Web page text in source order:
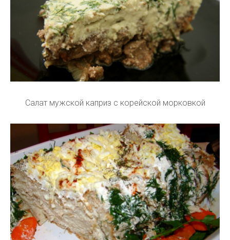
Салат мужской каприз с корейской морковкой